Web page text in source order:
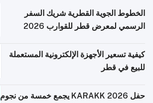
الخطوط الجوية القطرية شريك السفر
الرسمي لمعرض قطر للقوارب 2026
كيفية تسعير الأجهزة الإلكترونية المستعملة
للبيع في قطر
حفل KARAKK 2026 يجمع خمسة من نجوم